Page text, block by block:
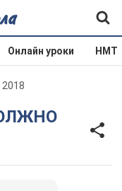
Онлайн уроки НМТ
2018